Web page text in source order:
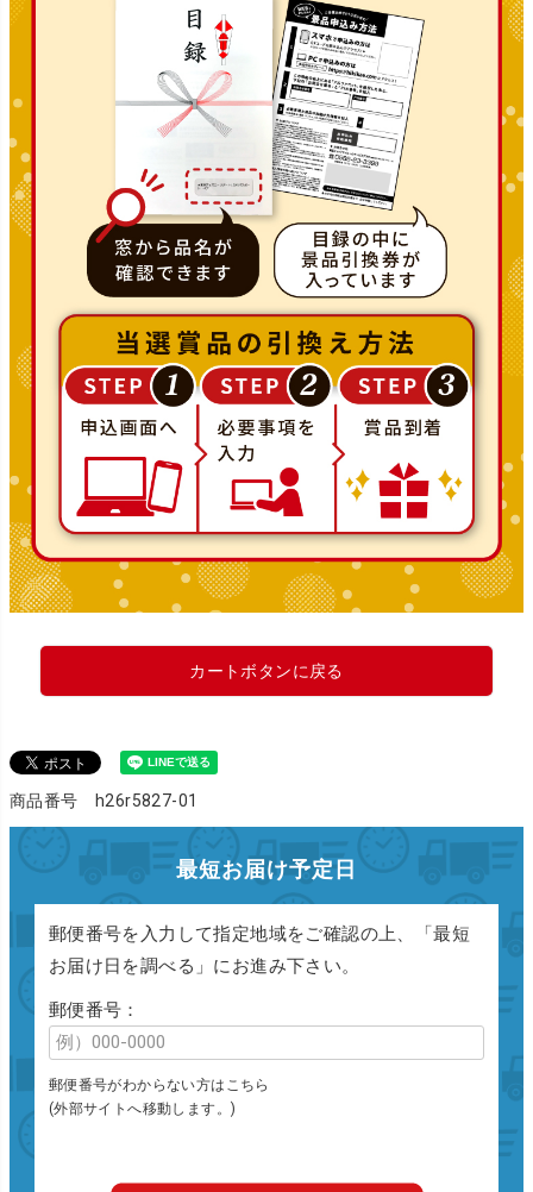
カートボタンに戻る
商品番号 h26r5827-01
最短お届け予定日
郵便番号を入力して指定地域をご確認の上、「最短
お届け日を調べる」にお進み下さい。
郵便番号：
郵便番号がわからない方はこちら
(外部サイトへ移動します。)